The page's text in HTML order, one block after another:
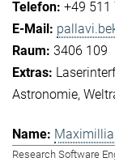
+49 511
3406 109
Astronomie
Research Software